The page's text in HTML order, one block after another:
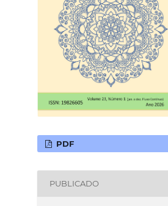
PDF
PUBLICADO